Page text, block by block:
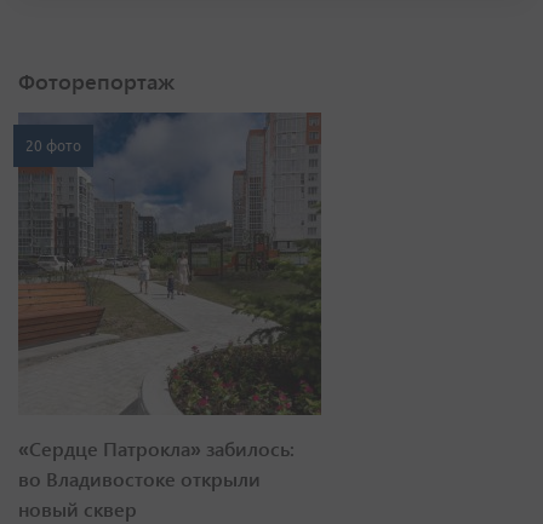
Фоторепортаж
20 фото
«Сердце Патрокла» забилось:
во Владивостоке открыли
новый сквер